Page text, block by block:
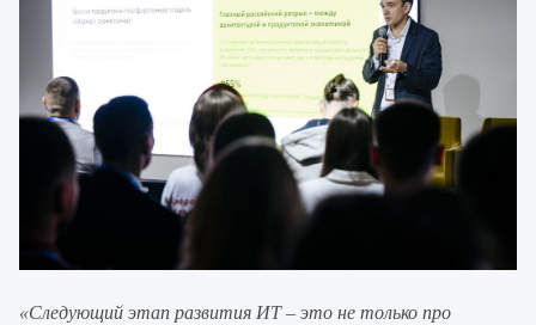
«Следующий этап развития ИТ – это не только про